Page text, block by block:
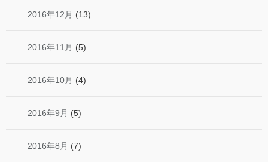
2016年12月 (13)
2016年11月 (5)
2016年10月 (4)
2016年9月 (5)
2016年8月 (7)